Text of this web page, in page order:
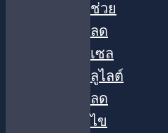
ช่วย
ลด
เซล
ลูไลต์
ลด
ไข